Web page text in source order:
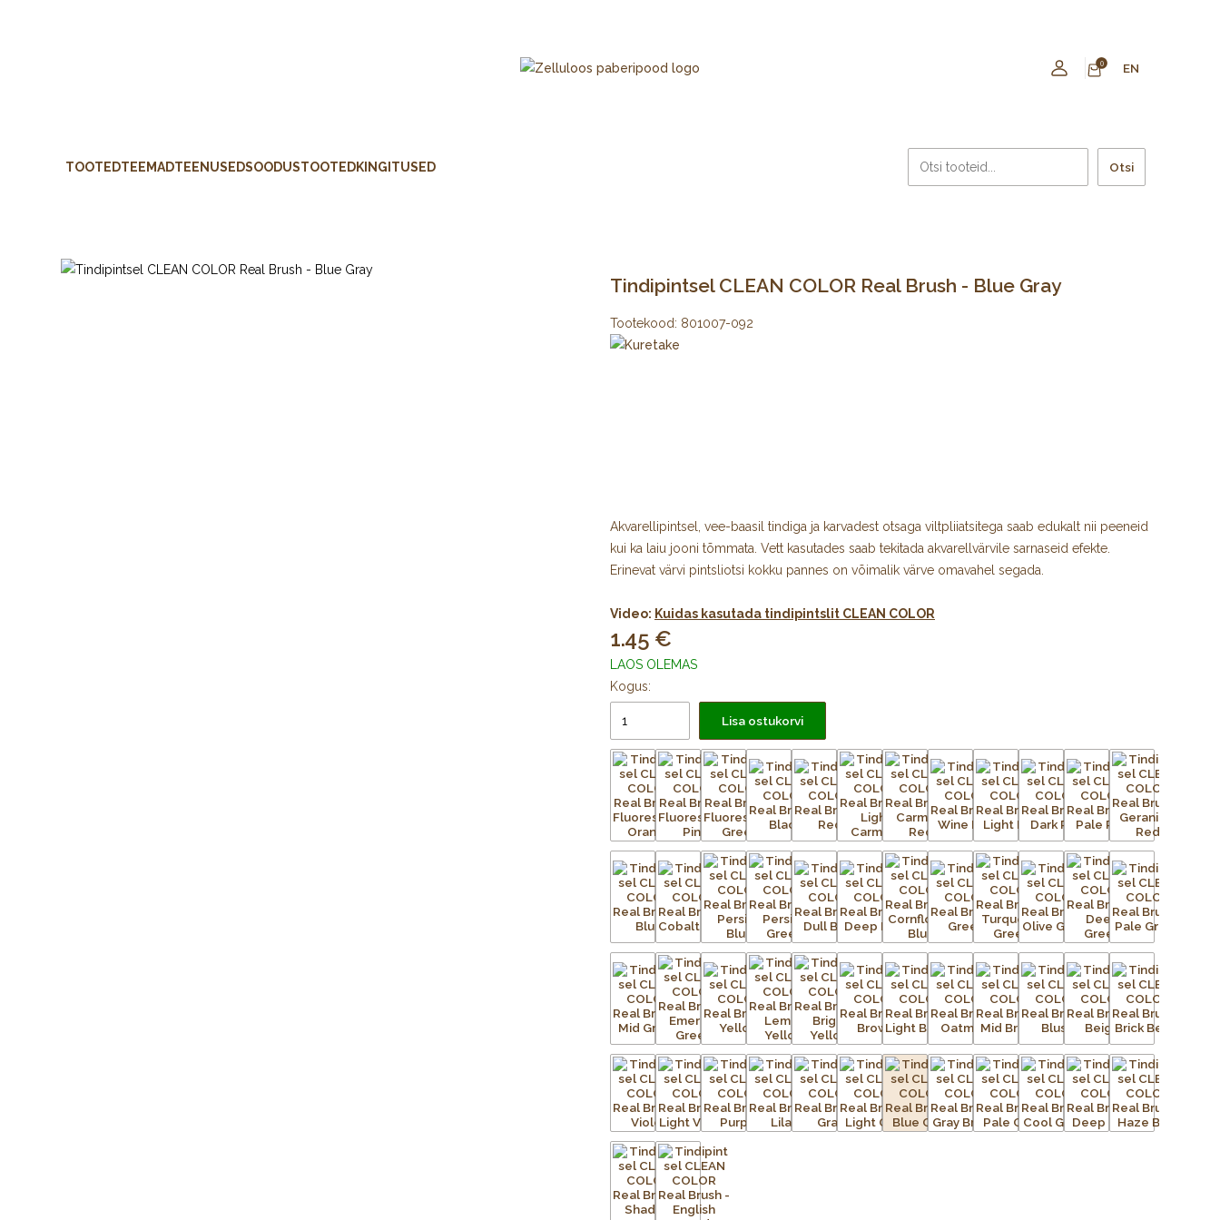
0 EN
TOOTEDTEEMADTEENUSEDSOODUSTOOTEDKINGITUSED Otsi
Tindipintsel CLEAN COLOR Real Brush - Blue Gray
Tootekood: 801007-092
Akvarellipintsel, vee-baasil tindiga ja karvadest otsaga viltpliiatsitega saab edukalt nii peeneid
kui ka laiu jooni tõmmata. Vett kasutades saab tekitada akvarellvärvile sarnaseid efekte.
Erinevat värvi pintsliotsi kokku pannes on võimalik värve omavahel segada.
Video: Kuidas kasutada tindipintslit CLEAN COLOR
1.45
LAOS OLEMAS
Kogus:
Lisa ostukorvi